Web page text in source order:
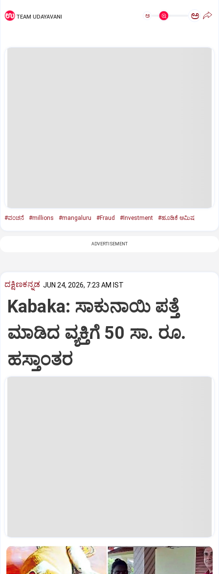
TEAM UDAYAVANI ಅ ಅ
#ವಂಚನೆ #millions #mangaluru #Fraud #Investment #ಹೂಡಿಕೆ ಆಮಿಷ
ADVERTISEMENT
ದಕ್ಷಿಣಕನ್ನಡ JUN 24, 2026, 7:23 AM IST
Kabaka: ಸಾಕುನಾಯಿ ಪತ್ತೆ
ಮಾಡಿದ ವ್ಯಕ್ತಿಗೆ 50 ಸಾ. ರೂ.
ಹಸ್ತಾಂತರ